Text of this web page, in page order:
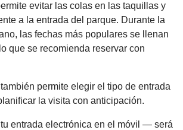
evitar las colas en las taquillas y
a la entrada del parque. Durante la
las fechas más populares se llenan
que se recomienda reservar con
permite elegir el tipo de entrada
la visita con anticipación.
entrada electrónica en el móvil — será